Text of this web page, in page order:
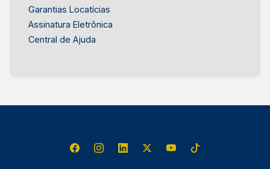
Garantias Locatícias
Assinatura Eletrônica
Central de Ajuda